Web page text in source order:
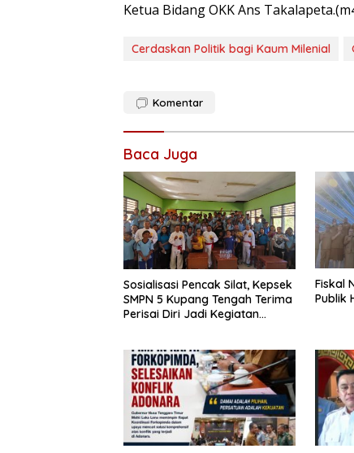
Ketua Bidang OKK Ans
Cerdaskan Politik bagi Kaum Milenial
Komentar
Baca Juga
Sosialisasi Pencak Silat, Kepsek
SMPN 5 Kupang Tengah Terima
Perisai Diri Jadi Kegiatan
Fiskal
Publik